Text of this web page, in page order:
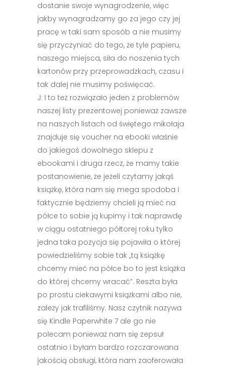
dostanie swoje wynagrodzenie, więc
jakby wynagradzamy go za jego czy jej
pracę w taki sam sposób a nie musimy
się przyczyniać do tego, że tyle papieru,
naszego miejsca, siła do noszenia tych
kartonów przy przeprowadzkach, czasu i
tak dalej nie musimy poświęcać.
J: I to też rozwiązało jeden z problemów
naszej listy prezentowej ponieważ zawsze
na naszych listach od świętego mikołaja
znajduje się voucher na ebooki właśnie
do jakiegoś dowolnego sklepu z
ebookami i druga rzecz, że mamy takie
postanowienie, że jeżeli czytamy jakąś
książkę, która nam się mega spodoba i
faktycznie będziemy chcieli ją mieć na
półce to sobie ją kupimy i tak naprawdę
w ciągu ostatniego półtorej roku tylko
jedna taka pozycja się pojawiła o której
powiedzieliśmy sobie tak „tą książkę
chcemy mieć na półce bo to jest książka
do której chcemy wracać”. Reszta była
po prostu ciekawymi książkami albo nie,
zależy jak trafiliśmy. Nasz czytnik nazywa
się Kindle Paperwhite 7 ale go nie
polecam ponieważ nam się zepsuł
ostatnio i byłam bardzo rozczarowana
jakością obsługi, która nam zaoferowała